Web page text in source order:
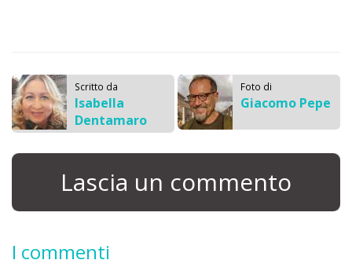
Scritto da
Isabella
Dentamaro
Foto di
Giacomo Pepe
Lascia un commento
I commenti